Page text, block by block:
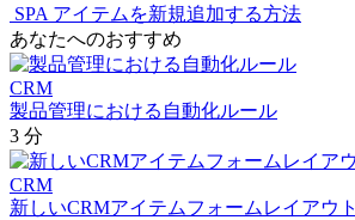
SPA アイテムを新規追加する方法
あなたへのおすすめ
CRM
製品管理における自動化ルール
3 分
CRM
新しいCRMアイテムフォームレイアウト